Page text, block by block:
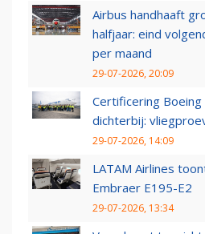
Airbus handhaaft
halfjaar: eind
per maand
29-07-2026, 20:09
Certificering
dichterbij:
29-07-2026, 14:09
LATAM Airlines
Embraer E195-E2
29-07-2026, 13:34